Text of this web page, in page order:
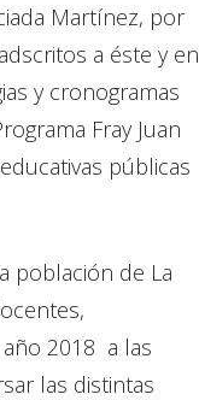
Martínez, por
a éste y en
y cronogramas
Fray Juan
públicas
población de La
2018 a las
las distintas